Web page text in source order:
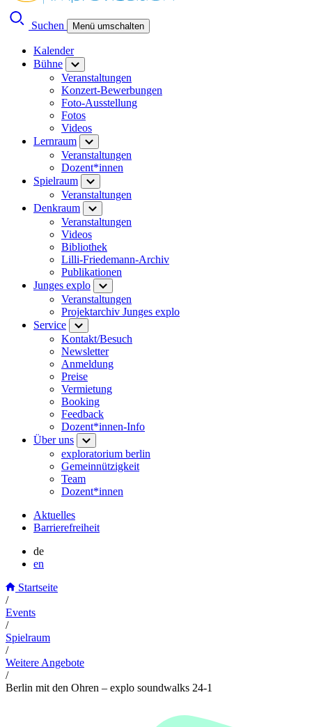
Suchen Menü umschalten
Kalender
Bühne
Veranstaltungen
Konzert-Bewerbungen
Foto-Ausstellung
Fotos
Videos
Lernraum
Veranstaltungen
Dozent*innen
Spielraum
Veranstaltungen
Denkraum
Veranstaltungen
Videos
Bibliothek
Lilli-Friedemann-Archiv
Publikationen
Junges explo
Veranstaltungen
Projektarchiv Junges explo
Service
Kontakt/Besuch
Newsletter
Anmeldung
Preise
Vermietung
Booking
Feedback
Dozent*innen-Info
Über uns
exploratorium berlin
Gemeinnützigkeit
Team
Dozent*innen
Aktuelles
Barrierefreiheit
de
en
Startseite
/
Events
/
Spielraum
/
Weitere Angebote
/
Berlin mit den Ohren – explo soundwalks 24-1